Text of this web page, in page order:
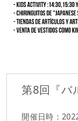
第8回『バ
開催日時：